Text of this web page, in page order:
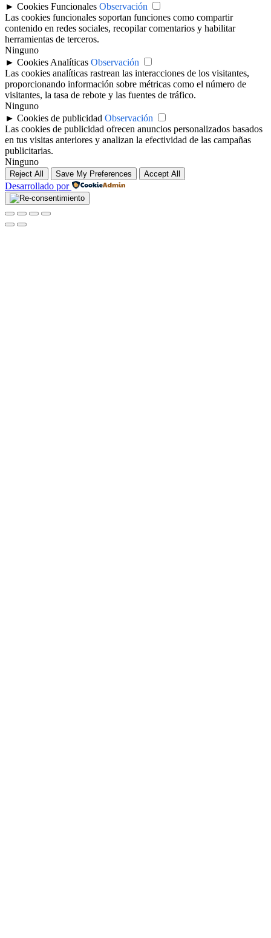
► Cookies Funcionales Observación
Las cookies funcionales soportan funciones como compartir
contenido en redes sociales, recopilar comentarios y habilitar
herramientas de terceros.
Ninguno
► Cookies Analíticas Observación
Las cookies analíticas rastrean las interacciones de los visitantes,
proporcionando información sobre métricas como el número de
visitantes, la tasa de rebote y las fuentes de tráfico.
Ninguno
► Cookies de publicidad Observación
Las cookies de publicidad ofrecen anuncios personalizados basados
en tus visitas anteriores y analizan la efectividad de las campañas
publicitarias.
Ninguno
Reject All Save My Preferences Accept All
Desarrollado por